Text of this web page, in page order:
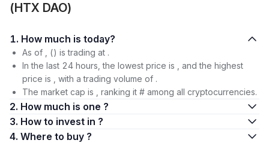
(HTX DAO)
1. How much is today?
As of , () is trading at .
In the last 24 hours, the lowest price is , and the highest
price is , with a trading volume of .
The market cap is , ranking it # among all cryptocurrencies.
2. How much is one ?
3. How to invest in ?
4. Where to buy ?